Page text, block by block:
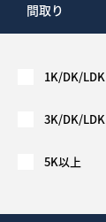
間取り
1K/DK/LDK
3K/DK/LDK
5K以上